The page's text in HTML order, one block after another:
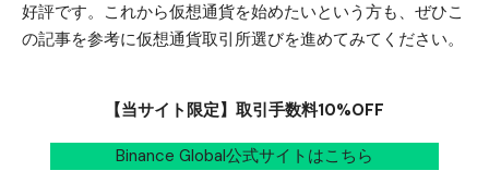
好評です。これから仮想通貨を始めたいという方も、ぜひこ
の記事を参考に仮想通貨取引所選びを進めてみてください。
【当サイト限定】取引手数料10%OFF
Binance Global公式サイトはこちら